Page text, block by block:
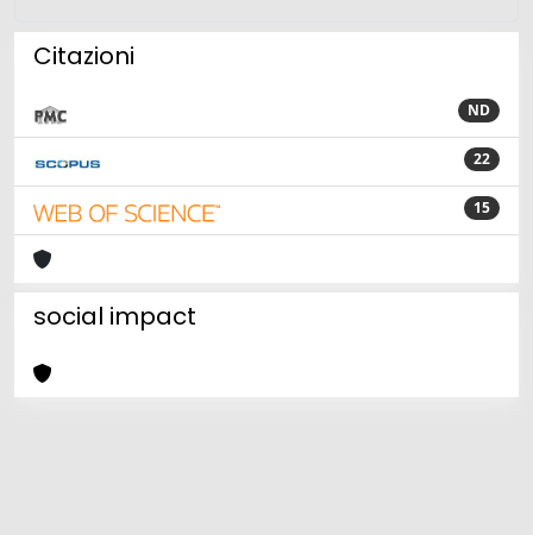
Citazioni
ND
22
15
social impact